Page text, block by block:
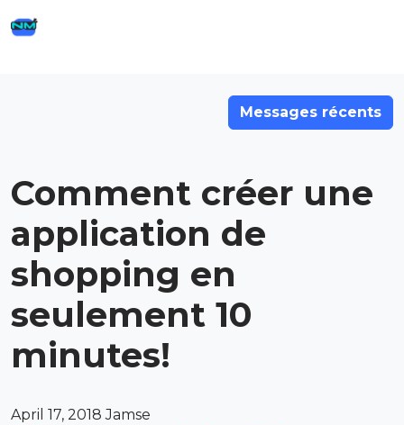
Messages récents
Comment créer une
application de
shopping en
seulement 10
minutes!
April 17, 2018 Jamse